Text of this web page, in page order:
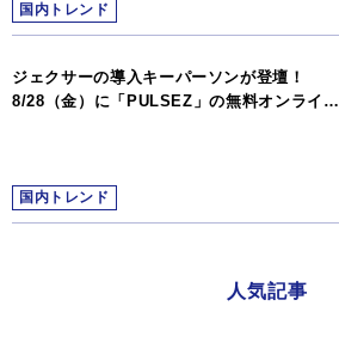
国内トレンド
ジェクサーの導入キーパーソンが登壇！
8/28（金）に「PULSEZ」の無料オンライ…
国内トレンド
人気記事